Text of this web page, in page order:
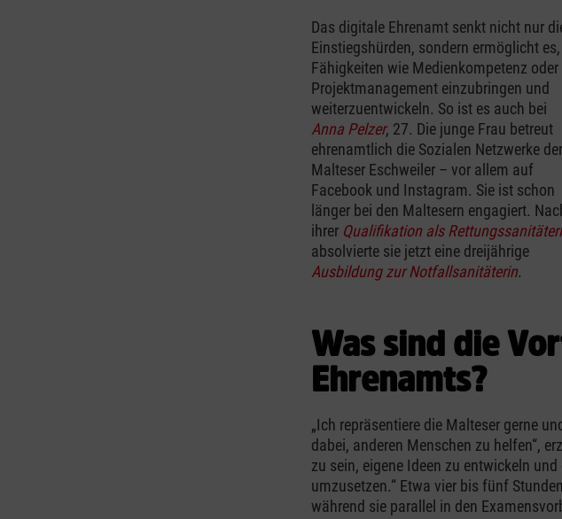
Das digitale Ehrenamt senkt nicht nur
Einstiegshürden, sondern ermöglicht es,
Fähigkeiten wie Medienkompetenz oder
Projektmanagement einzubringen und
weiterzuentwickeln. So ist es auch bei
Anna Pelzer, 27. Die junge Frau betreut
ehrenamtlich die Sozialen Netzwerke der
Malteser Eschweiler – vor allem auf
Facebook und Instagram. Sie ist schon
länger bei den Maltesern engagiert.
ihrer Qualifikation als
absolvierte sie jetzt eine dreijährige
Ausbildung zur Notfallsanitäterin.
Was sind die
Ehrenamts?
„Ich repräsentiere die Malteser gerne
dabei, anderen Menschen zu helfen“,
zu sein, eigene Ideen zu entwickeln
umzusetzen.“ Etwa vier bis fünf
während sie parallel in den